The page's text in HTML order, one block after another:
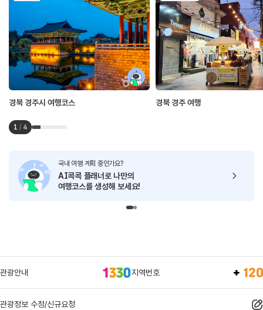
경북 경주시 여행코스 경북 경주 여행
1 / 4
국내 여행 계획 중인가요?
AI콕콕 플래너로 나만의
여행코스를 생성해 보세요!
관광안내 지역번호
관광정보 수정/신규요청